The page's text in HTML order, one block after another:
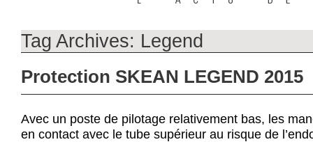
Tag Archives: Legend
Protection SKEAN LEGEND 2015
Avec un poste de pilotage relativement bas, les
en contact avec le tube supérieur au risque de